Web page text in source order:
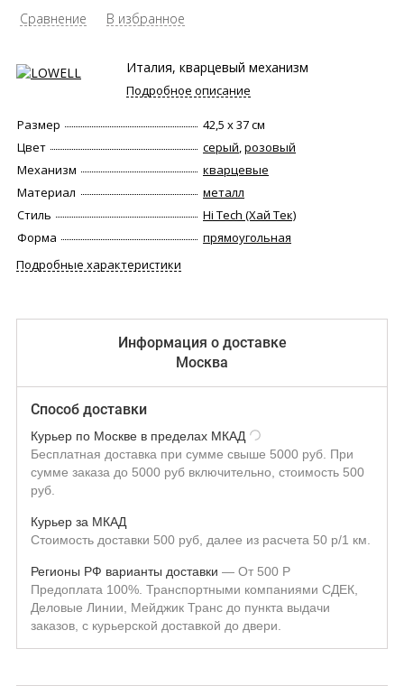
Сравнение В избранное
Италия, кварцевый механизм
Подробное описание
Размер
42,5 х 37 см
Цвет
серый,розовый
Механизм
кварцевые
Материал
металл
Стиль
Hi Tech (Хай Тек)
Форма
прямоугольная
Подробные характеристики
Информация о доставке
Москва
Способ доставки
Курьер по Москве в пределах МКАД
Бесплатная доставка при сумме свыше 5000 руб. При
сумме заказа до 5000 руб включительно, стоимость 500
руб.
Курьер за МКАД
Стоимость доставки 500 руб, далее из расчета 50 р/1 км.
Регионы РФ варианты доставки От 500 Р
Предоплата 100%. Транспортными компаниями СДЕК,
Деловые Линии, Мейджик Транс до пункта выдачи
заказов, с курьерской доставкой до двери.